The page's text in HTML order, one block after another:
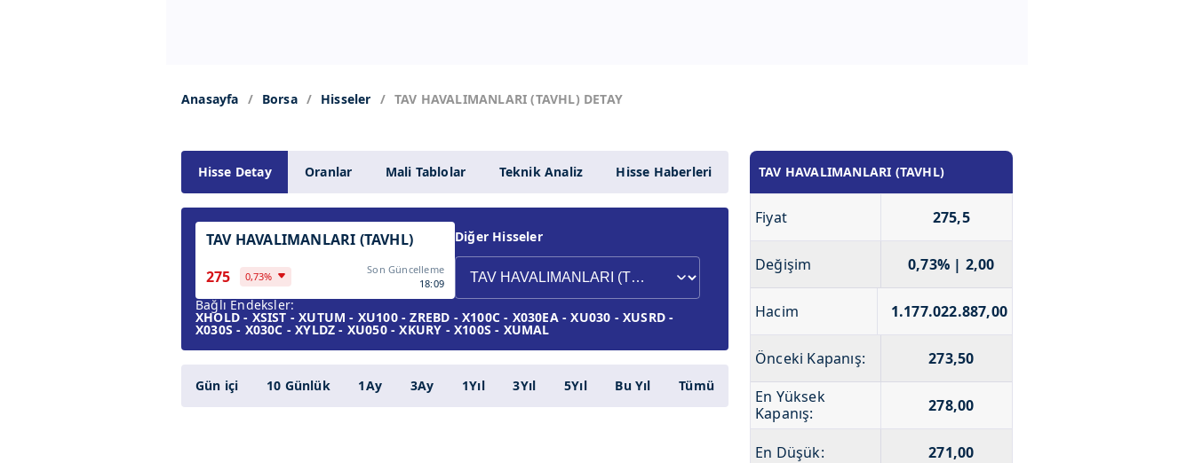
Anasayfa Borsa Hisseler TAV HAVALIMANLARI (TAVHL) DETAY
Hisse Detay Oranlar Mali Tablolar Teknik Analiz Hisse Haberleri
TAV HAVALIMANLARI (TAVHL)
275
0,73%
Son Güncelleme
18:09
Diğer Hisseler
Bağlı Endeksler:
XHOLD - XSIST - XUTUM - XU100 - ZREBD - X100C - X030EA - XU030 - XUSRD -
X030S - X030C - XYLDZ - XU050 - XKURY - X100S - XUMAL
Gün içi 10 Günlük 1Ay 3Ay 1Yıl 3Yıl 5Yıl Bu Yıl Tümü
TAV HAVALIMANLARI (TAVHL)
Fiyat 275,5
Değişim 0,73% | 2,00
Hacim 1.177.022.887,00
Önceki Kapanış:
273,50
En Yüksek
Kapanış:
278,00
En Düşük: 271,00